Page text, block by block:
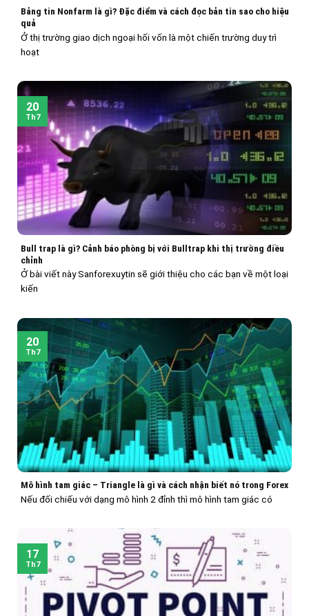
Bảng tin Nonfarm là gì? Đặc điểm và cách đọc bản tin sao cho hiệu
quả
Ở thị trường giao dịch ngoại hối vốn là một chiến trường duy trì
hoạt
Bull trap là gì? Cảnh báo phòng bị với Bulltrap khi thị trường điều
chỉnh
Ở bài viết này Sanforexuytin sẽ giới thiệu cho các bạn về một loại
kiến
20
Th7
Mô hình tam giác – Triangle là gì và cách nhận biết nó trong Forex
Nếu đối chiếu với dạng mô hình 2 đỉnh thì mô hình tam giác có
20
Th7
17
Th7